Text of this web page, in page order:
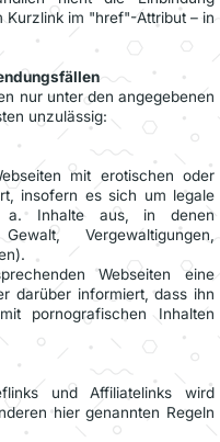
im "href"-Attribut – in
nur unter den angegebenen
unzulässig:
mit erotischen oder
insofern es sich um legale
a. Inhalte aus, in denen
Vergewaltigungen,
Webseiten eine
darüber informiert, dass ihn
pornografischen Inhalten
und Affiliatelinks wird
hier genannten Regeln